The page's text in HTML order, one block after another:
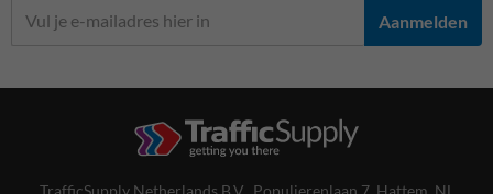
Aanmelden